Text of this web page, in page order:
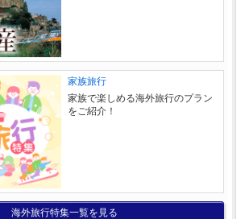
家族旅行
家族で楽しめる海外旅行のプラン
をご紹介！
海外旅行特集一覧を見る